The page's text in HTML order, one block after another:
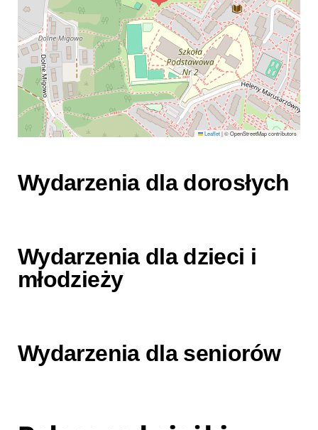
Leaflet|© OpenStreetMap contributors
Wydarzenia dla dorosłych
Wydarzenia dla dzieci i
młodzieży
Wydarzenia dla seniorów